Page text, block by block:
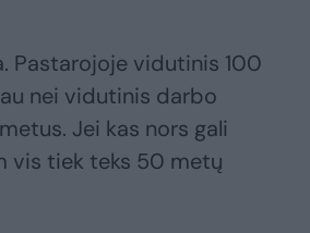
Pastarojoje vidutinis 100
nei vidutinis darbo
Jei kas nors gali
vis tiek teks 50 metų